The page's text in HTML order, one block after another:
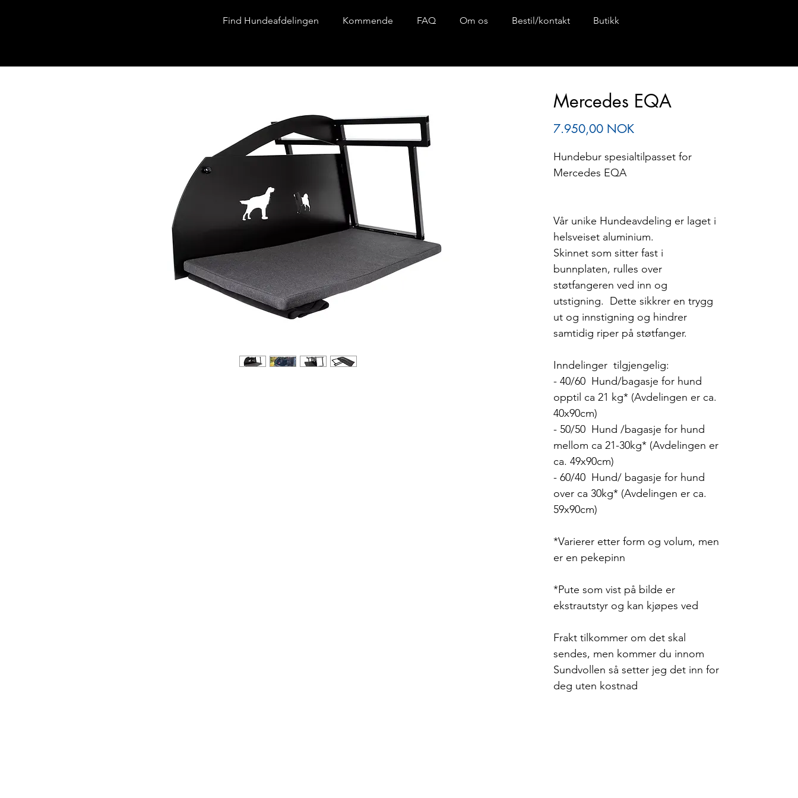
Find Hundeafdelingen Kommende FAQ Om os Bestil/kontakt Butikk
Mercedes EQA
7.950,00 NOKPris
Hundebur spesialtilpasset for
Mercedes EQA
Vår unike Hundeavdeling er laget i
helsveiset aluminium.
Skinnet som sitter fast i
bunnplaten, rulles over
støtfangeren ved inn og
utstigning. Dette sikkrer en trygg
ut og innstigning og hindrer
samtidig riper på støtfanger.
Inndelinger tilgjengelig:
- 40/60 Hund/bagasje for hund
opptil ca 21 kg* (Avdelingen er ca.
40x90cm)
- 50/50 Hund /bagasje for hund
mellom ca 21-30kg* (Avdelingen er
ca. 49x90cm)
- 60/40 Hund/ bagasje for hund
over ca 30kg* (Avdelingen er ca.
59x90cm)
*Varierer etter form og volum, men
er en pekepinn
*Pute som vist på bilde er
ekstrautstyr og kan kjøpes ved
Frakt tilkommer om det skal
sendes, men kommer du innom
Sundvollen så setter jeg det inn for
deg uten kostnad